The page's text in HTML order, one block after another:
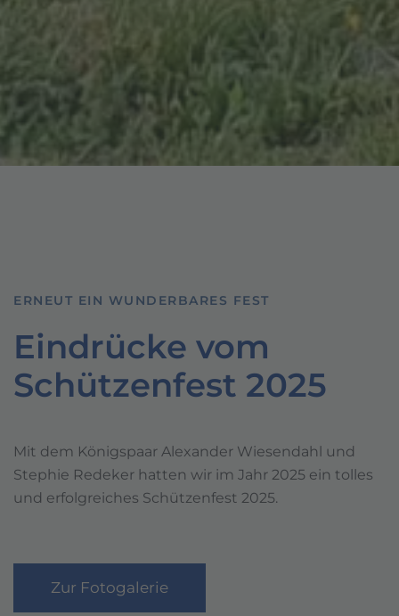
ERNEUT EIN WUNDERBARES FEST
Eindrücke vom
Schützenfest 2025
Mit dem Königspaar Alexander Wiesendahl und
Stephie Redeker hatten wir im Jahr 2025 ein tolles
und erfolgreiches Schützenfest 2025.
Zur Fotogalerie